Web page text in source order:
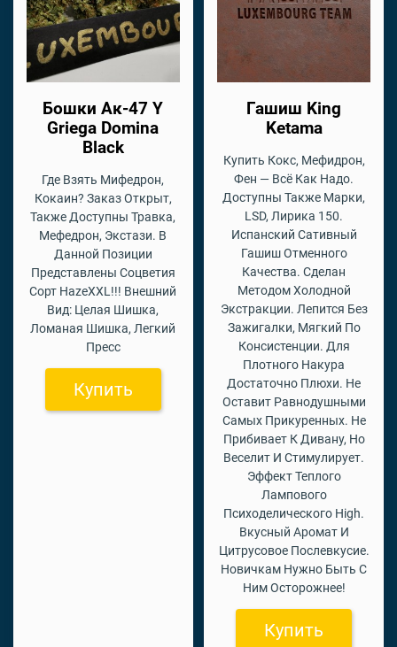
Бошки Ак-47 Y
Griega Domina
Black
Где Взять Мифедрон,
Кокаин? Заказ Открыт,
Также Доступны Травка,
Мефедрон, Экстази. В
Данной Позиции
Представлены Соцветия
Сорт HazeXXL!!! Внешний
Вид: Целая Шишка,
Ломаная Шишка, Легкий
Пресс
Купить
Гашиш King
Ketama
Купить Кокс, Мефидрон,
Фен — Всё Как Надо.
Доступны Также Марки,
LSD, Лирика 150.
Испанский Сативный
Гашиш Отменного
Качества. Сделан
Методом Холодной
Экстракции. Лепится Без
Зажигалки, Мягкий По
Консистенции. Для
Плотного Накура
Достаточно Плюхи. Не
Оставит Равнодушными
Самых Прикуренных. Не
Прибивает К Дивану, Но
Веселит И Стимулирует.
Эффект Теплого
Лампового
Психоделического High.
Вкусный Аромат И
Цитрусовое Послевкусие.
Новичкам Нужно Быть С
Ним Осторожнее!
Купить